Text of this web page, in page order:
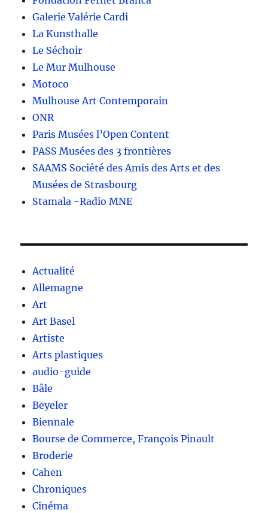
Galerie Valérie Cardi
La Kunsthalle
Le Séchoir
Le Mur Mulhouse
Motoco
Mulhouse Art Contemporain
ONR
Paris Musées l’Open Content
PASS Musées des 3 frontières
SAAMS Société des Amis des Arts et des
Musées de Strasbourg
Stamala -Radio MNE
Actualité
Allemagne
Art
Art Basel
Artiste
Arts plastiques
audio-guide
Bâle
Beyeler
Biennale
Bourse de Commerce, François Pinault
Broderie
Cahen
Chroniques
Cinéma